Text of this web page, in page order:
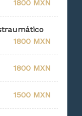
1800 MXN
1800 MXN
1800 MXN
1500 MXN